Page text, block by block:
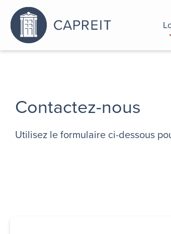
Contactez-nous
Utilisez le formulaire ci-dessous